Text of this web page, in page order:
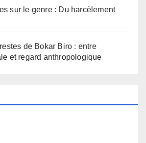
sur le genre : Du harcèlement
de Bokar Biro : entre
et regard anthropologique